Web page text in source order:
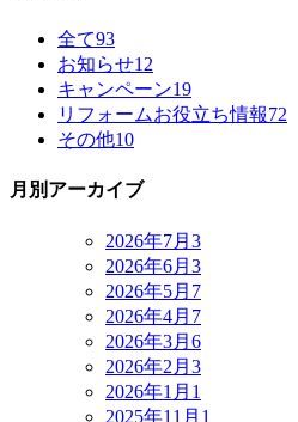
全て93
お知らせ12
キャンペーン19
リフォームお役立ち情報72
その他10
月別アーカイブ
2026年7月 3
2026年6月 3
2026年5月 7
2026年4月 7
2026年3月 6
2026年2月 3
2026年1月 1
2025年11月 1